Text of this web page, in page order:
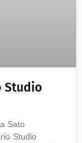
Studio
Sato
Studio